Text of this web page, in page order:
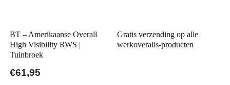
BT – Amerikaanse Overall
High Visibility RWS |
Tuinbroek
€61,95
Gratis verzending op alle
werkoveralls-producten